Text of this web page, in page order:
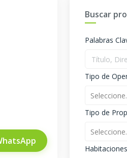
Buscar
Palabras
Tipo de
Tipo de
Habitaciones